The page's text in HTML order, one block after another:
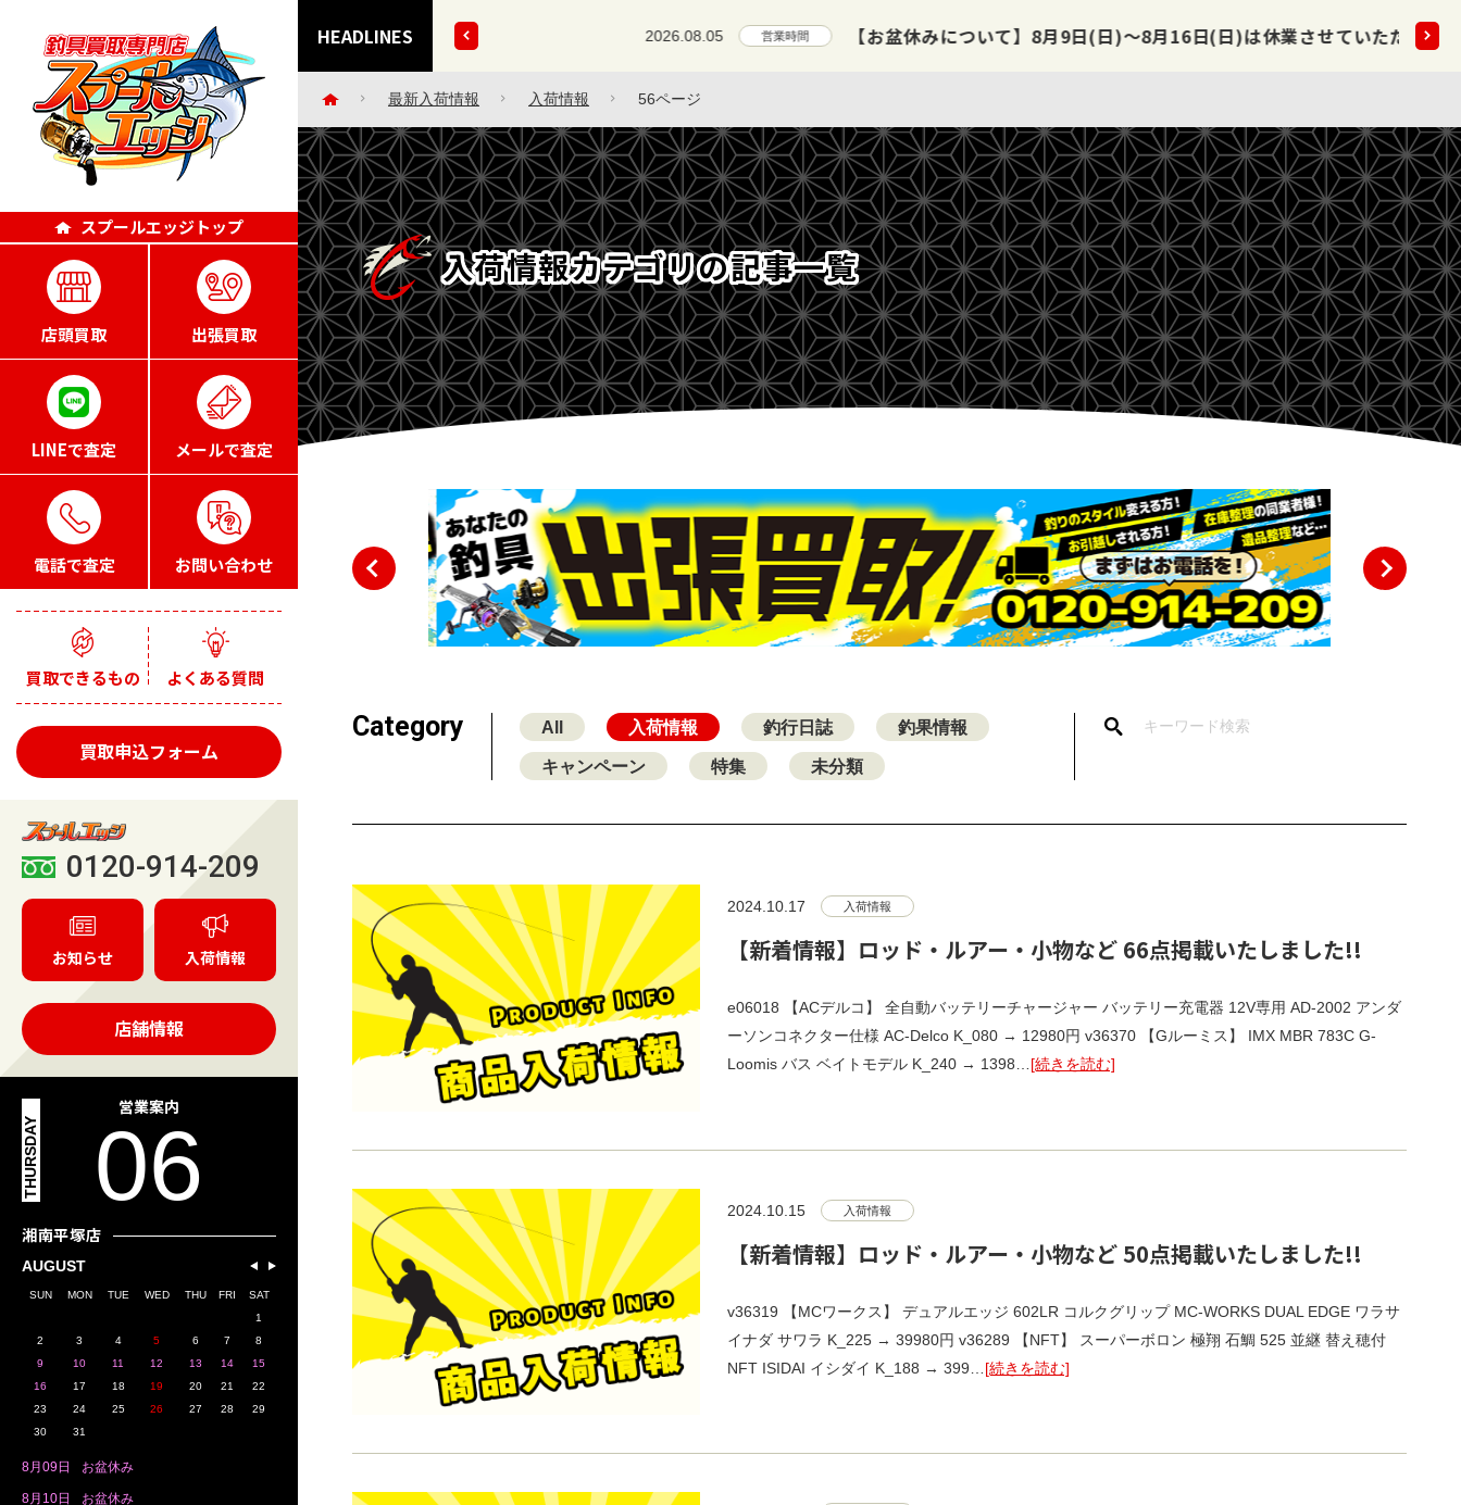
スプールエッジトップ
店頭買取 出張買取
LINEで査定 メールで査定
電話で査定 お問い合わせ
買取できるもの よくある質問
買取申込フォーム
0120-914-209
お知らせ 入荷情報
店舗情報
営業案内
06
THURSDAY
湘南平塚店
AUGUST
SUN MON TUE WED THU FRI
SAT
1
2
3 4 5 6 7
8
9
10 11 12 13 14
15
16
17 18 19 20 21
22
23
24 25 26 27 28
29
30
31
8月 09日 お盆休み
8月 10日 お盆休み
HEADLINES
ー・小物など 30点掲載いたしました!! 営業時間 【お盆休みについて】8月9日(日)～8月16日(日)は休業させていただきます。
最新入荷情報 入荷情報 56ページ
入荷情報カテゴリの記事一覧
Category All 入荷情報 釣行日誌 釣果情報
キャンペーン 特集 未分類
2024.10.17 入荷情報
【新着情報】ロッド・ルアー・小物など 66点掲載いたしました!!
e06018 【ACデルコ】 全自動バッテリーチャージャー バッテリー充電器 12V専用 AD-2002 アンダ
ーソンコネクター仕様 AC-Delco K_080 → 12980円 v36370 【Gルーミス】 IMX MBR 783C G-
Loomis バス ベイトモデル K_240 → 1398… [続きを読む]
2024.10.15 入荷情報
【新着情報】ロッド・ルアー・小物など 50点掲載いたしました!!
v36319 【MCワークス】 デュアルエッジ 602LR コルクグリップ MC-WORKS DUAL EDGE ワラサ
イナダ サワラ K_225 → 39980円 v36289 【NFT】 スーパーボロン 極翔 石鯛 525 並継 替え穂付
NFT ISIDAI イシダイ K_188 → 399… [続きを読む]